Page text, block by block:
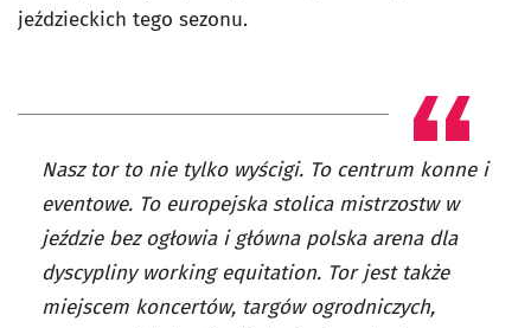
jeździeckich tego sezonu.
Nasz tor to nie tylko wyścigi. To centrum konne i
eventowe. To europejska stolica mistrzostw w
jeździe bez ogłowia i główna polska arena dla
dyscypliny working equitation. Tor jest także
miejscem koncertów, targów ogrodniczych,